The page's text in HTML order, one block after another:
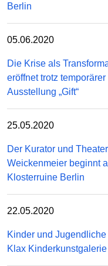
Berlin
05.06.2020
Die Krise als
eröffnet trotz
Ausstellung „Gift“
25.05.2020
Der Kurator und
Weickenmeier beginnt
Klosterruine Berlin
22.05.2020
Kinder und
Klax Kinderkunstgalerie